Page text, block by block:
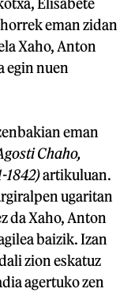
eman zidan
Xaho, Anton
egin nuen
eman
Chaho,
1842)artikuluan.
ugaritan
da Xaho, Anton
baizik. Izan
zion eskatuz
agertuko zen